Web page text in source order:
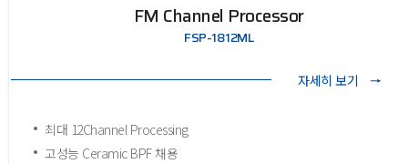
FM Channel Processor
FSP-1812ML
자세히 보기
최대 12Channel Processing
고성능 Ceramic BPF 채용